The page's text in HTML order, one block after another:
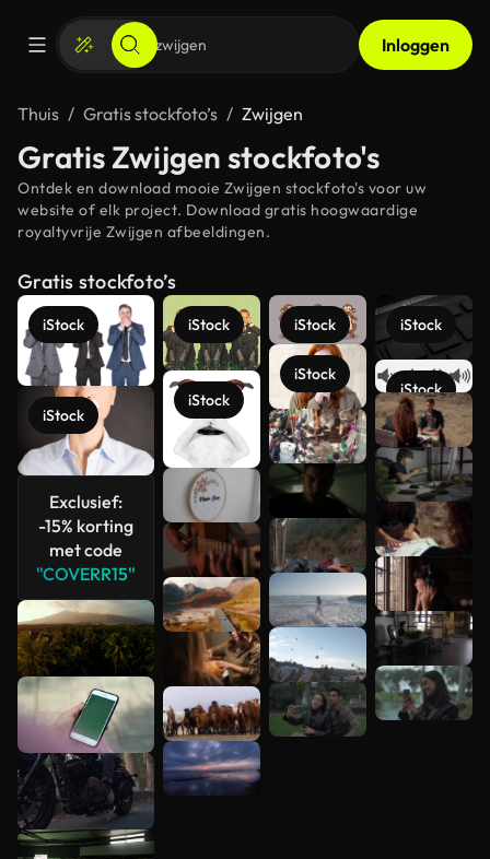
Inloggen
Thuis Gratis stockfoto’s Zwijgen
Gratis Zwijgen stockfoto's
Ontdek en download mooie Zwijgen stockfoto's voor uw
website of elk project. Download gratis hoogwaardige
royaltyvrije Zwijgen afbeeldingen.
Gratis stockfoto’s
iStock
iStock
Exclusief:
-15% korting
met code
"COVERR15"
iStock
iStock
iStock
iStock
iStock
iStock
Meer
bekijken